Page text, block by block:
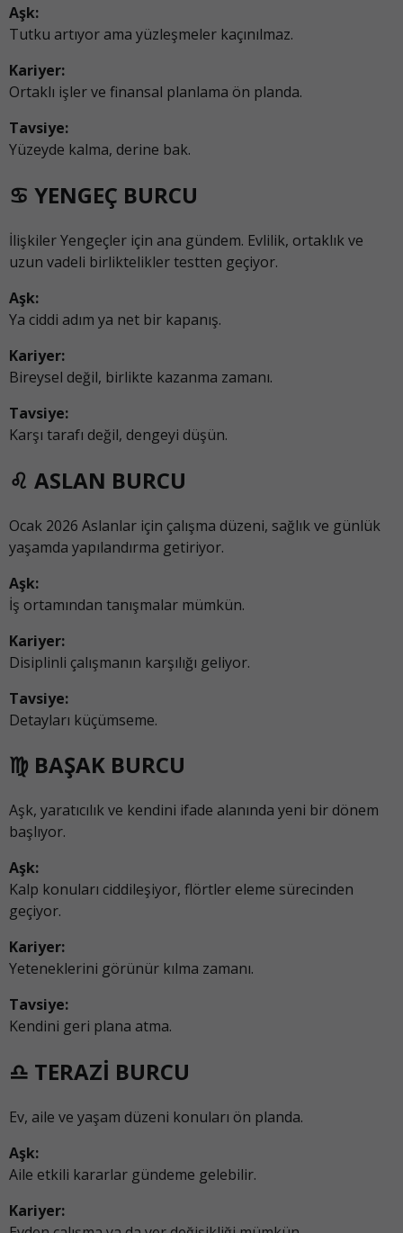
Aşk:
Tutku artıyor ama yüzleşmeler kaçınılmaz.
Kariyer:
Ortaklı işler ve finansal planlama ön planda.
Tavsiye:
Yüzeyde kalma, derine bak.
♋ YENGEÇ BURCU
İlişkiler Yengeçler için ana gündem. Evlilik, ortaklık ve
uzun vadeli birliktelikler testten geçiyor.
Aşk:
Ya ciddi adım ya net bir kapanış.
Kariyer:
Bireysel değil, birlikte kazanma zamanı.
Tavsiye:
Karşı tarafı değil, dengeyi düşün.
♌ ASLAN BURCU
Ocak 2026 Aslanlar için çalışma düzeni, sağlık ve günlük
yaşamda yapılandırma getiriyor.
Aşk:
İş ortamından tanışmalar mümkün.
Kariyer:
Disiplinli çalışmanın karşılığı geliyor.
Tavsiye:
Detayları küçümseme.
♍ BAŞAK BURCU
Aşk, yaratıcılık ve kendini ifade alanında yeni bir dönem
başlıyor.
Aşk:
Kalp konuları ciddileşiyor, flörtler eleme sürecinden
geçiyor.
Kariyer:
Yeteneklerini görünür kılma zamanı.
Tavsiye:
Kendini geri plana atma.
♎ TERAZİ BURCU
Ev, aile ve yaşam düzeni konuları ön planda.
Aşk:
Aile etkili kararlar gündeme gelebilir.
Kariyer: